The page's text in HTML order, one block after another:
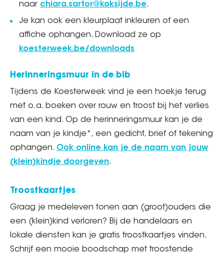
naar chiara.sartor@koksijde.be.
Je kan ook een kleurplaat inkleuren of een
affiche ophangen. Download ze op
koesterweek.be/downloads
Herinneringsmuur in de bib
Tijdens de Koesterweek vind je een hoekje terug
met o.a. boeken over rouw en troost bij het verlies
van een kind. Op de herinneringsmuur kan je de
naam van je kindje*, een gedicht, brief of tekening
ophangen. Ook online kan je de naam van jouw
(klein)kindje doorgeven.
Troostkaartjes
Graag je medeleven tonen aan (groot)ouders die
een (klein)kind verloren? Bij de handelaars en
lokale diensten kan je gratis troostkaartjes vinden.
Schrijf een mooie boodschap met troostende